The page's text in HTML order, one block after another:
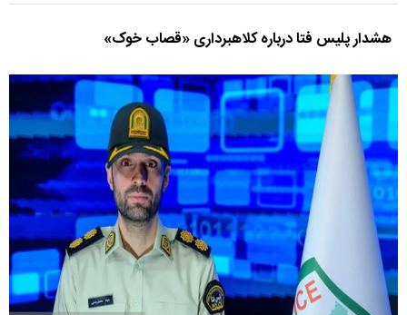
هشدار پلیس فتا درباره کلاهبرداری «قصاب خوک»